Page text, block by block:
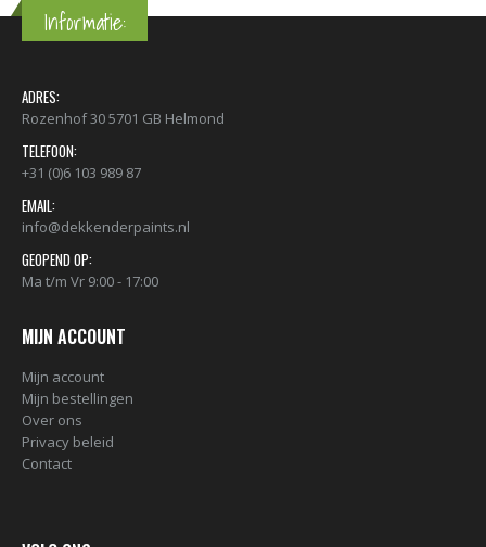
Informatie:
ADRES:
Rozenhof 30 5701 GB Helmond
TELEFOON:
+31 (0)6 103 989 87
EMAIL:
info@dekkenderpaints.nl
GEOPEND OP:
Ma t/m Vr 9:00 - 17:00
MIJN ACCOUNT
Mijn account
Mijn bestellingen
Over ons
Privacy beleid
Contact